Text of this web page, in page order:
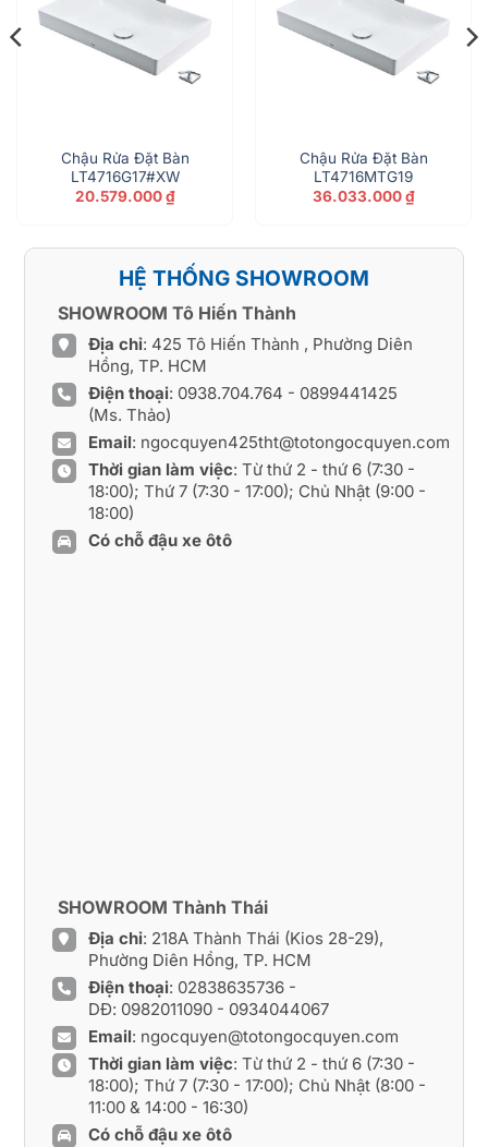
Chậu Rửa Đặt Bàn
LT4716G17#XW
20.579.000₫
Chậu Rửa Đặt Bàn
LT4716MTG19
36.033.000₫
₫.
HỆ THỐNG SHOWROOM
SHOWROOM Tô Hiến Thành
Địa chỉ: 425 Tô Hiến Thành , Phường Diên
Hồng, TP. HCM
Điện thoại: 0938.704.764 - 0899441425
(Ms. Thảo)
Email: ngocquyen425tht@totongocquyen.com
Thời gian làm việc: Từ thứ 2 - thứ 6 (7:30 -
18:00); Thứ 7 (7:30 - 17:00); Chủ Nhật (9:00 -
18:00)
Có chỗ đậu xe ôtô
SHOWROOM Thành Thái
Địa chỉ: 218A Thành Thái (Kios 28-29),
Phường Diên Hồng, TP. HCM
Điện thoại: 02838635736 -
DĐ: 0982011090- 0934044067
Email: ngocquyen@totongocquyen.com
Thời gian làm việc: Từ thứ 2 - thứ 6 (7:30 -
18:00); Thứ 7 (7:30 - 17:00); Chủ Nhật (8:00 -
11:00 & 14:00 - 16:30)
Có chỗ đậu xe ôtô